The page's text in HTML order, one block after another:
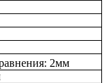
2мм